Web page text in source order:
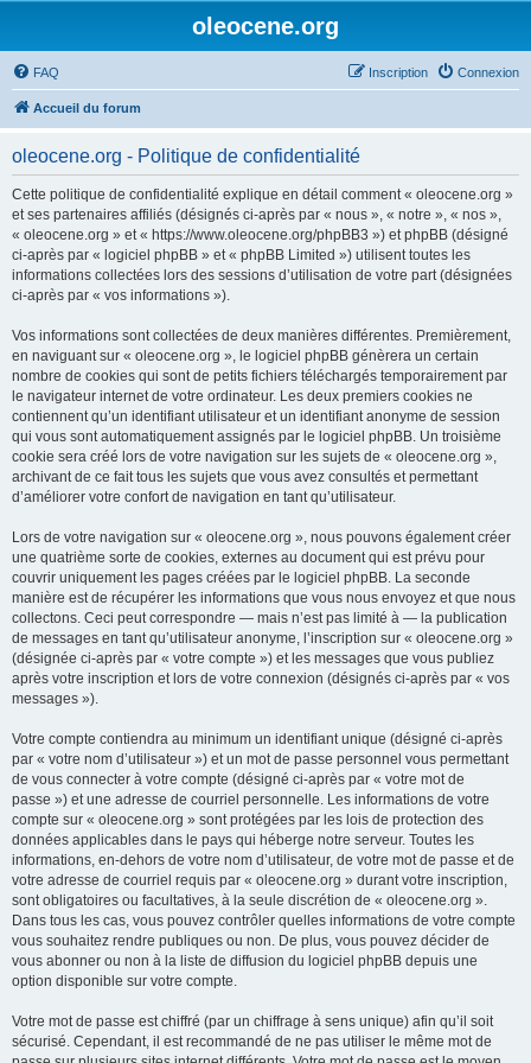
oleocene.org
FAQ Connexion
Inscription
Accueil du forum
oleocene.org - Politique de confidentialité
Cette politique de confidentialité explique en détail comment « oleocene.org »
et ses partenaires affiliés (désignés ci-après par « nous », « notre », « nos »,
« oleocene.org » et « https://www.oleocene.org/phpBB3 ») et phpBB (désigné
ci-après par « logiciel phpBB » et « phpBB Limited ») utilisent toutes les
informations collectées lors des sessions d’utilisation de votre part (désignées
ci-après par « vos informations »).
Vos informations sont collectées de deux manières différentes. Premièrement,
en naviguant sur « oleocene.org », le logiciel phpBB génèrera un certain
nombre de cookies qui sont de petits fichiers téléchargés temporairement par
le navigateur internet de votre ordinateur. Les deux premiers cookies ne
contiennent qu’un identifiant utilisateur et un identifiant anonyme de session
qui vous sont automatiquement assignés par le logiciel phpBB. Un troisième
cookie sera créé lors de votre navigation sur les sujets de « oleocene.org »,
archivant de ce fait tous les sujets que vous avez consultés et permettant
d’améliorer votre confort de navigation en tant qu’utilisateur.
Lors de votre navigation sur « oleocene.org », nous pouvons également créer
une quatrième sorte de cookies, externes au document qui est prévu pour
couvrir uniquement les pages créées par le logiciel phpBB. La seconde
manière est de récupérer les informations que vous nous envoyez et que nous
collectons. Ceci peut correspondre — mais n’est pas limité à — la publication
de messages en tant qu’utilisateur anonyme, l’inscription sur « oleocene.org »
(désignée ci-après par « votre compte ») et les messages que vous publiez
après votre inscription et lors de votre connexion (désignés ci-après par « vos
messages »).
Votre compte contiendra au minimum un identifiant unique (désigné ci-après
par « votre nom d’utilisateur ») et un mot de passe personnel vous permettant
de vous connecter à votre compte (désigné ci-après par « votre mot de
passe ») et une adresse de courriel personnelle. Les informations de votre
compte sur « oleocene.org » sont protégées par les lois de protection des
données applicables dans le pays qui héberge notre serveur. Toutes les
informations, en-dehors de votre nom d’utilisateur, de votre mot de passe et de
votre adresse de courriel requis par « oleocene.org » durant votre inscription,
sont obligatoires ou facultatives, à la seule discrétion de « oleocene.org ».
Dans tous les cas, vous pouvez contrôler quelles informations de votre compte
vous souhaitez rendre publiques ou non. De plus, vous pouvez décider de
vous abonner ou non à la liste de diffusion du logiciel phpBB depuis une
option disponible sur votre compte.
Votre mot de passe est chiffré (par un chiffrage à sens unique) afin qu’il soit
sécurisé. Cependant, il est recommandé de ne pas utiliser le même mot de